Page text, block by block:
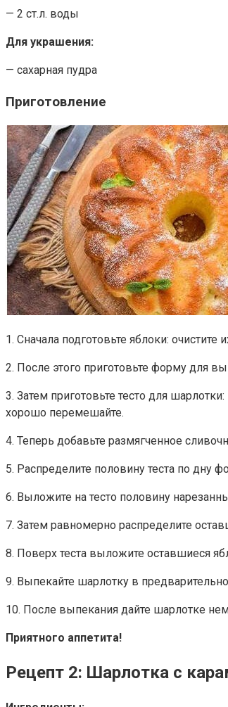
— 2 ст.л. воды
Для украшения:
— сахарная пудра
Приготовление
1. Сначала подготовьте яблоки:
2. После этого приготовьте форму для
3. Затем приготовьте тесто для
хорошо перемешайте.
4. Теперь добавьте размягченное
5. Распределите половину теста по дну
6. Выложите на тесто половину
7. Затем равномерно распределите
8. Поверх теста выложите оставшиеся
9. Выпекайте шарлотку в
10. После выпекания дайте шарлотке
Приятного аппетита!
Рецепт 2: Шарлотка с